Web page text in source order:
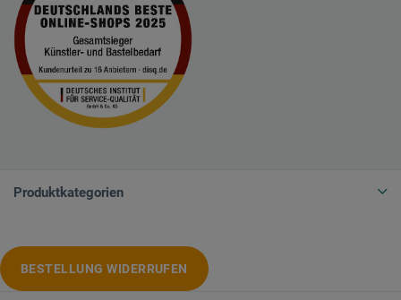
Produktkategorien
BESTELLUNG WIDERRUFEN